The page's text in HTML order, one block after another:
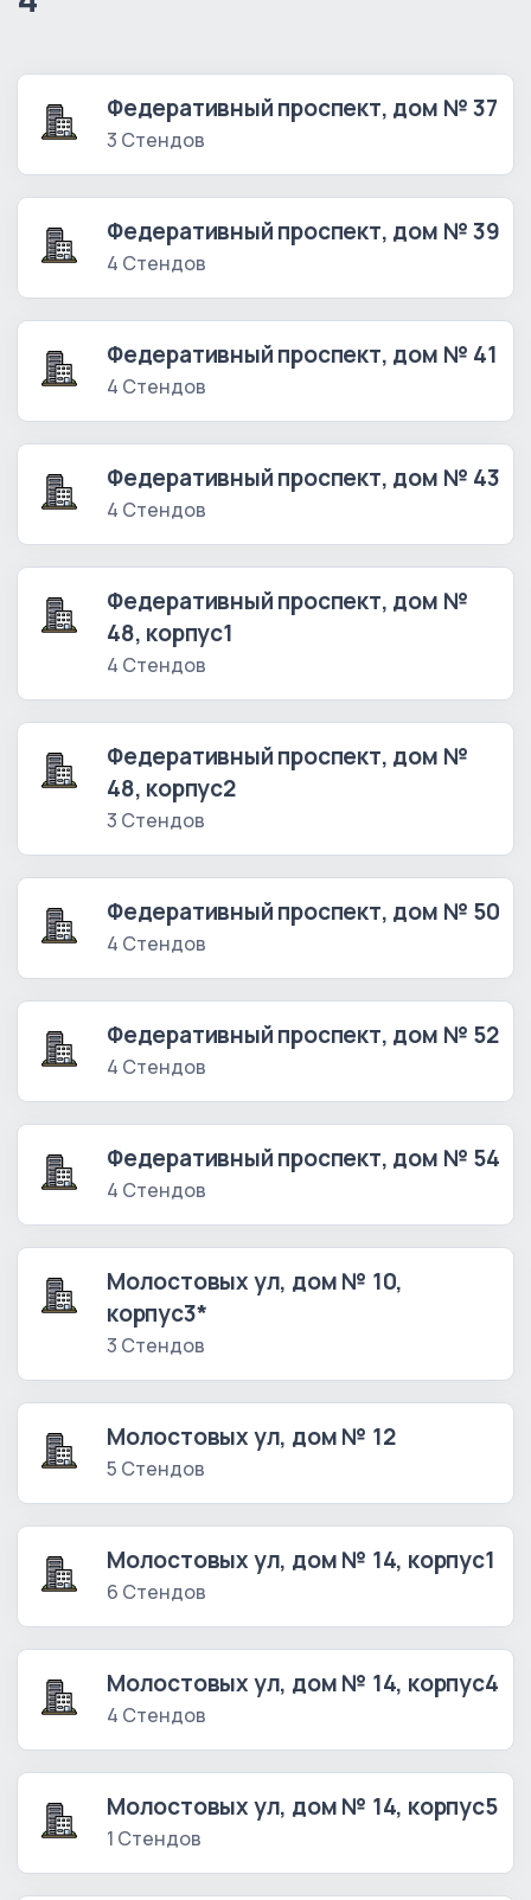
Федеративный проспект, дом № 37
3 Стендов
Федеративный проспект, дом № 39
4 Стендов
Федеративный проспект, дом № 41
4 Стендов
Федеративный проспект, дом № 43
4 Стендов
Федеративный проспект, дом №
48, корпус1
4 Стендов
Федеративный проспект, дом №
48, корпус2
3 Стендов
Федеративный проспект, дом № 50
4 Стендов
Федеративный проспект, дом № 52
4 Стендов
Федеративный проспект, дом № 54
4 Стендов
Молостовых ул, дом № 10,
корпус3*
3 Стендов
Молостовых ул, дом № 12
5 Стендов
Молостовых ул, дом № 14, корпус1
6 Стендов
Молостовых ул, дом № 14, корпус4
4 Стендов
Молостовых ул, дом № 14, корпус5
1 Стендов